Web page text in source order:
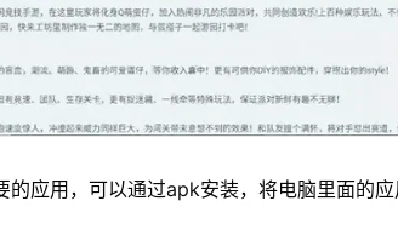
的应用，可以通过apk安装，将电脑里面的